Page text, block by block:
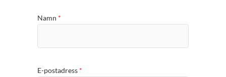
Namn *
E-postadress *